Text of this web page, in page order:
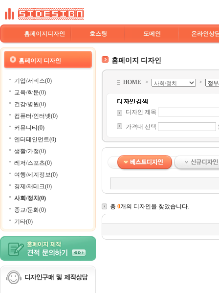
홈페이지디자인 호스팅 도메인 온라인상
홈페이지 디자인
기업/서비스(0)
교육/학문(0)
건강/병원(0)
컴퓨터/인터넷(0)
커뮤니티(0)
엔터테인먼트(0)
생활/가정(0)
레저/스포츠(0)
여행/세계정보(0)
경제/재테크(0)
사회/정치(0)
종교/문화(0)
기타(0)
홈페이지 디자인
HOME > >
디자인 제목
가격대 선택
총 0개의 디자인을 찾았습니다.